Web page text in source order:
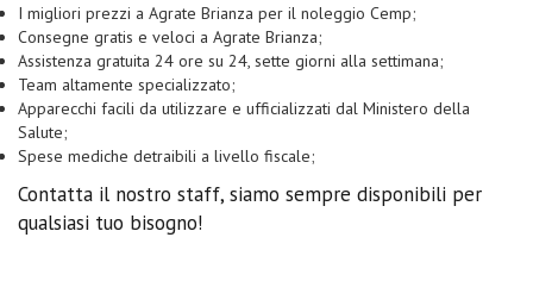
I migliori prezzi a Agrate Brianza per il noleggio Cemp;
Consegne gratis e veloci a Agrate Brianza;
Assistenza gratuita 24 ore su 24, sette giorni alla settimana;
Team altamente specializzato;
Apparecchi facili da utilizzare e ufficializzati dal Ministero della
Salute;
Spese mediche detraibili a livello fiscale;
Contatta il nostro staff, siamo sempre disponibili per
qualsiasi tuo bisogno!